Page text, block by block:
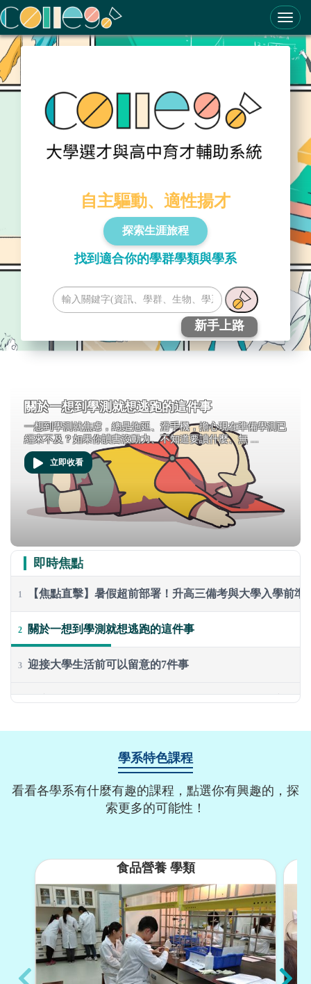
ColleGo! 大學選才與高中育才輔助系統
自主驅動、適性揚才
探索生涯旅程
找到適合你的學群學類與學系
新手上路
關於一想到學測就想逃跑的這件事
一想到學測就焦慮，總是拖延、滑手機，擔心現在準備學測已
經來不及？如果你讀書沒動力、不知道要讀什麼、無 ...
立即收看
即時焦點
1 【焦點直擊】暑假超前部署！升高三備考與大學入學前準
2 關於一想到學測就想逃跑的這件事
3 迎接大學生活前可以留意的7件事
4 考完分科後填志願沒想法？來用ColleGo! 幫你找到適合
一場大冒險的真心話——一個過來人的獨白
面對學測不必徬徨！
學測準備攻略：目標、方法與挫折應對
學系特色課程
看看各學系有什麼有趣的課程，點選你有興趣的，探
索更多的可能性！
食品營養 學類